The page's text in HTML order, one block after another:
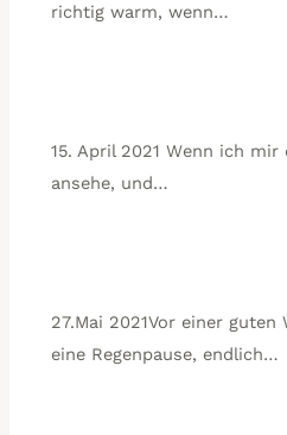
richtig warm, wenn…
15. April 2021 Wenn ich
ansehe, und…
27.Mai 2021Vor einer guten
eine Regenpause, endlich…